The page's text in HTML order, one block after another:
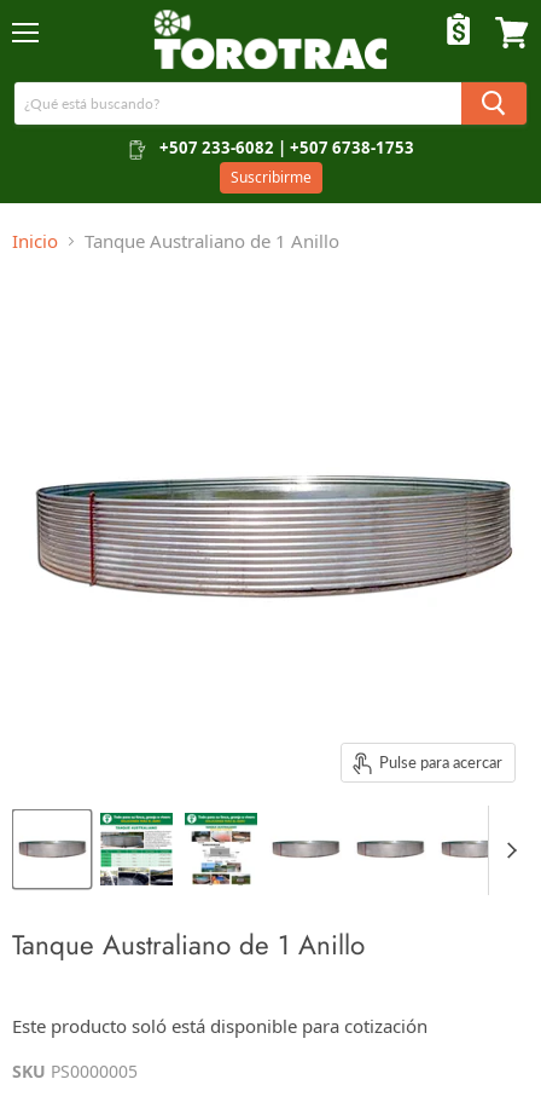
+507 233-6082 | +507 6738-1753
Suscribirme
Inicio Tanque Australiano de 1 Anillo
Pulse para acercar
Tanque Australiano de 1 Anillo
$0.00
Este producto soló está disponible para cotización
SKU PS0000005